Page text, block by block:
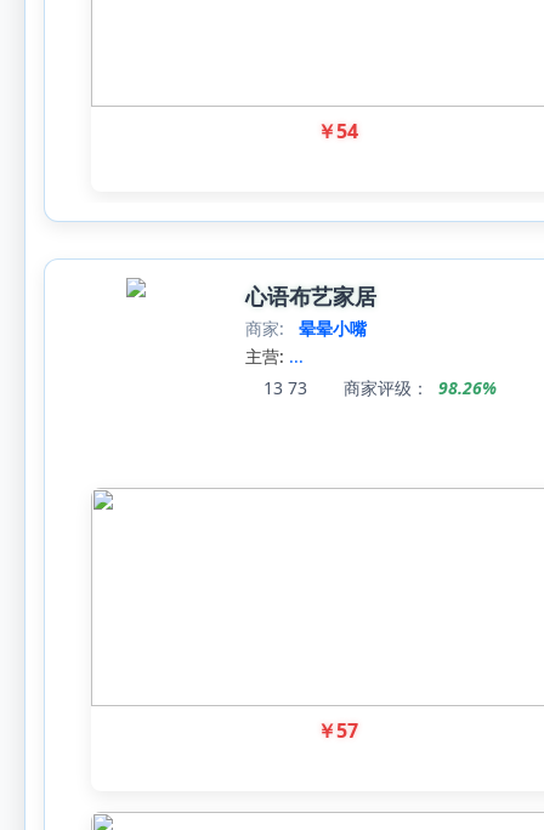
￥54
心语布艺家居
商家:
晕晕小嘴
主营: ...
13 73 商家评级： 98.26%
￥57